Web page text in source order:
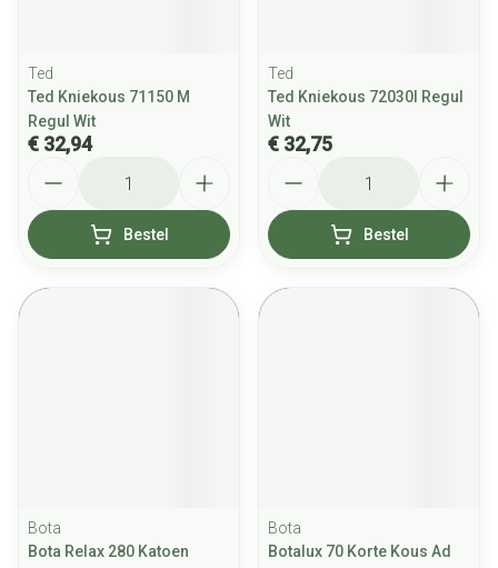
Ted
Ted Kniekous 71150 M
Regul Wit
€ 32,94
Bestel
Ted
Ted Kniekous 72030l Regul
Wit
€ 32,75
Bestel
Bota
Bota Relax 280 Katoen
Bota
Botalux 70 Korte Kous Ad